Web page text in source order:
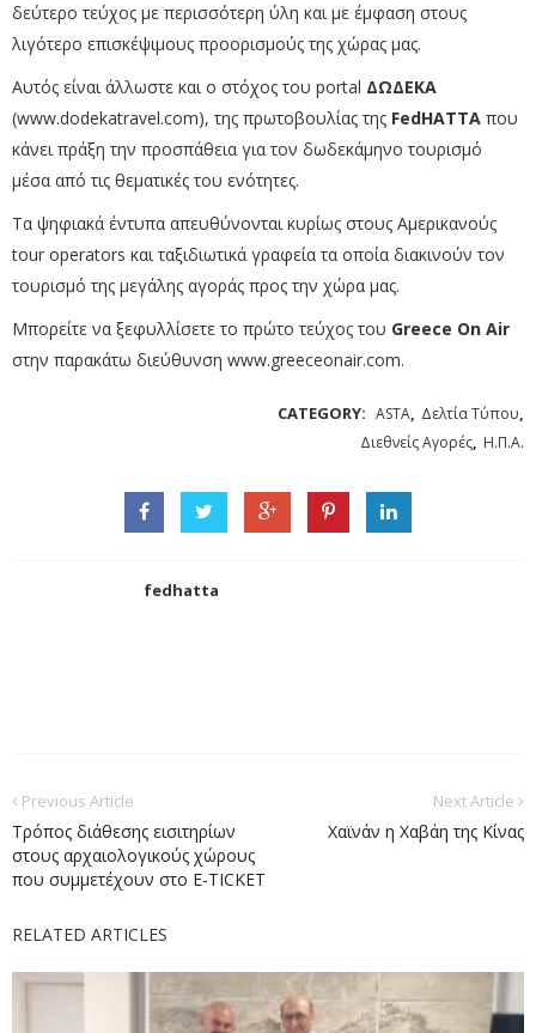
δεύτερο τεύχος με περισσότερη ύλη και με έμφαση στους
λιγότερο επισκέψιμους προορισμούς της χώρας μας.
Αυτός είναι άλλωστε και ο στόχος του portal ΔΩΔΕΚΑ
(www.dodekatravel.com), της πρωτοβουλίας της FedHATTA που
κάνει πράξη την προσπάθεια για τον δωδεκάμηνο τουρισμό
μέσα από τις θεματικές του ενότητες.
Τα ψηφιακά έντυπα απευθύνονται κυρίως στους Αμερικανούς
tour operators και ταξιδιωτικά γραφεία τα οποία διακινούν τον
τουρισμό της μεγάλης αγοράς προς την χώρα μας.
Μπορείτε να ξεφυλλίσετε το πρώτο τεύχος του Greece On Air
στην παρακάτω διεύθυνση www.greeceonair.com.
CATEGORY: ASTA, Δελτία Τύπου,
Διεθνείς Αγορές, Η.Π.Α.
fedhatta
Previous Article
Τρόπος διάθεσης εισιτηρίων
στους αρχαιολογικούς χώρους
που συμμετέχουν στο E-TICKET
Next Article
Χαϊνάν η Χαβάη της Κίνας
RELATED ARTICLES